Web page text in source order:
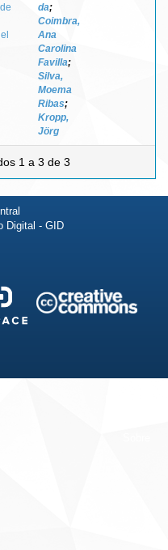
da;
Coimbra,
Ana
Carolina
Favilla;
Silva,
Moema
Ribas;
Kropp,
Jörg
1 a 3 de 3
Digital - GID